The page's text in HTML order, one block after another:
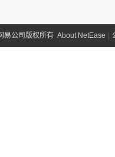
公司版权所有 About NetEase